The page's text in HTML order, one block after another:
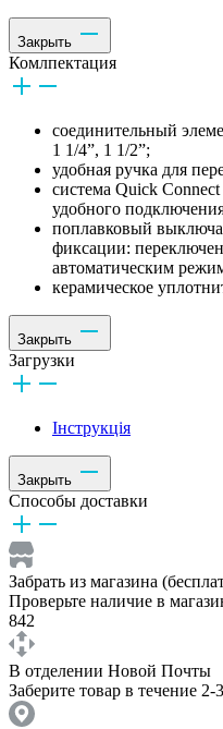
Закрыть
Комлпектация
соединительный
1 1/4”, 1 1/2”;
удобная ручка для
система Quick
удобного
поплавковый
фиксации:
автоматическим
керамическое
Закрыть
Загрузки
Інструкція
Закрыть
Способы доставки
Забрать из магазина
Проверьте наличие в
842
В отделении Новой Почты
Заберите товар в течение 2-